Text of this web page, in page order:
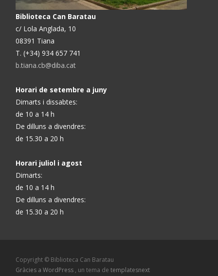
Biblioteca Can Baratau
c/ Lola Anglada, 10
08391 Tiana
T. (+34) 934 657 741
b.tiana.cb@diba.cat
Horari de setembre a juny
Dimarts i dissabtes:
de 10 a 14 h
De dilluns a divendres:
de 15.30 a 20 h
Horari juliol i agost
Dimarts:
de 10 a 14 h
De dilluns a divendres:
de 15.30 a 20 h
Copyright © Biblioteca Can Baratau
Gràcies a WordPress , un tema de templatesnext